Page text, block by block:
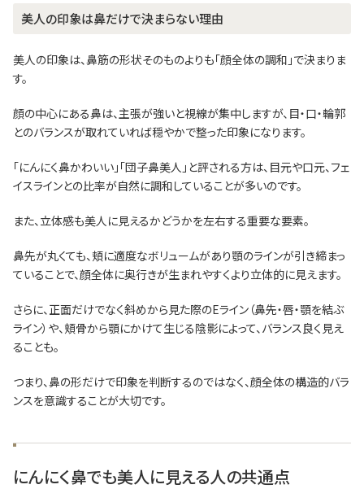
美人の印象は鼻だけで決まらない理由
美人の印象は、鼻筋の形状そのものよりも「顔全体の調和」で決まりま
す。
顔の中心にある鼻は、主張が強いと視線が集中しますが、目・口・輪郭
とのバランスが取れていれば穏やかで整った印象になります。
「にんにく鼻かわいい」「団子鼻美人」と評される方は、目元や口元、フェ
イスラインとの比率が自然に調和していることが多いのです。
また、立体感も美人に見えるかどうかを左右する重要な要素。
鼻先が丸くても、頬に適度なボリュームがあり顎のラインが引き締まっ
ていることで、顔全体に奥行きが生まれやすくより立体的に見えます。
さらに、正面だけでなく斜めから見た際のEライン（鼻先・唇・顎を結ぶ
ライン）や、頬骨から顎にかけて生じる陰影によって、バランス良く見え
ることも。
つまり、鼻の形だけで印象を判断するのではなく、顔全体の構造的バラ
ンスを意識することが大切です。
にんにく鼻でも美人に見える人の共通点